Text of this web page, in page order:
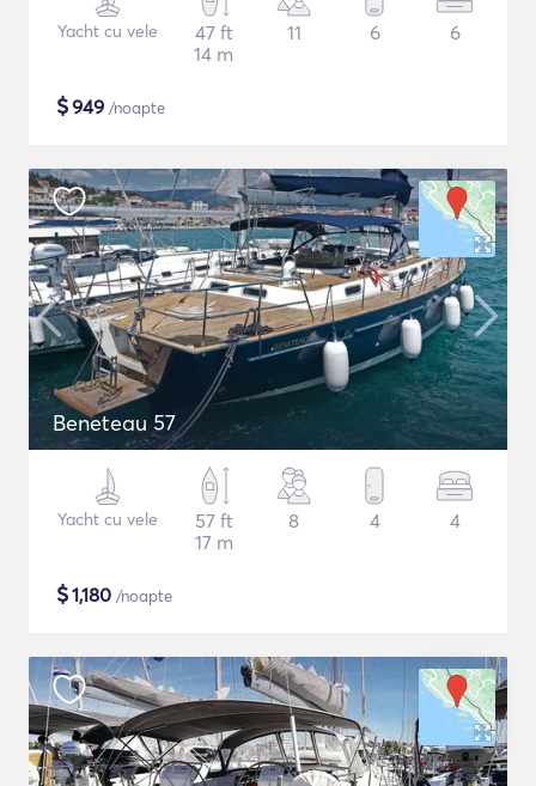
Yacht cu vele
47 ft
14 m
11 6 6
$949 /noapte
Beneteau 57
Yacht cu vele
57 ft
17 m
8 4 4
$1,180 /noapte